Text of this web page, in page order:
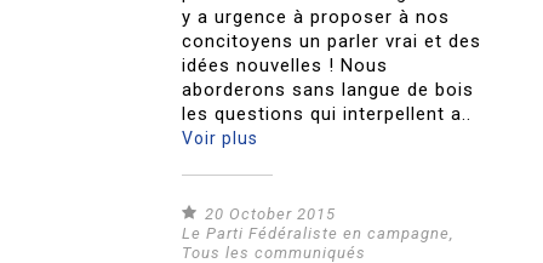
y a urgence à proposer à nos
concitoyens un parler vrai et des
idées nouvelles ! Nous
aborderons sans langue de bois
les questions qui interpellent a..
Voir plus
20 October 2015
Le Parti Fédéraliste en campagne,
Tous les communiqués